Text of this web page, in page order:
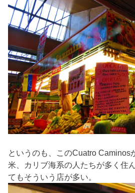
というのも、このCuatro Caminos
米、カリブ海系の人たちが多く住
てもそういう店が多い。